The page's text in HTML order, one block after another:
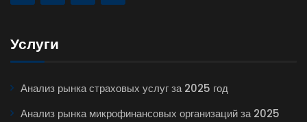
Услуги
Анализ рынка страховых услуг за 2025 год
Анализ рынка микрофинансовых организаций за 2025